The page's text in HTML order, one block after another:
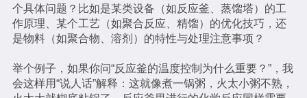
个具体问题？比如是某类设备（如反应釜、蒸馏塔）的工
作原理、某个工艺（如聚合反应、精馏）的优化技巧，还
是物料（如聚合物、溶剂）的特性与处理注意事项？
举个例子，如果你问“反应釜的温度控制为什么重要？”，我
会这样用“说人话”解释：这就像煮一锅粥，火太小粥不熟，